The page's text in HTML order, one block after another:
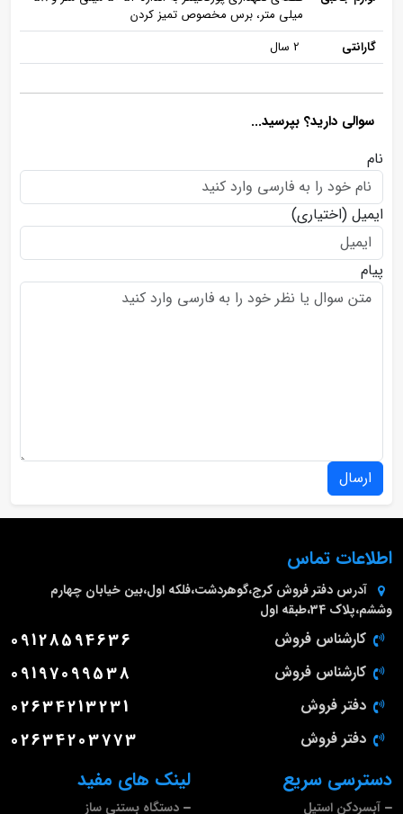
میلی متر، برس مخصوص تمیز کردن
گارانتی
سوالی دارید؟ بپرسید...
نام
ایمیل (اختیاری)
پیام
ارسال
لینک های مفید
دستگاه بستنی ساز
دسترسی سریع
آبسردکن استیل
اطلاعات تماس
آدرس دفتر فروش کرج،گوهردشت،فلکه اول،بین خیابان چهارم
وششم،پلاک 34،طبقه اول
کارشناس فروش 09128594636
کارشناس فروش 09197099538
دفتر فروش 02634213231
دفتر فروش 02634203773